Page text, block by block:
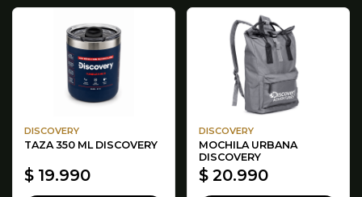
DISCOVERY
TAZA 350 ML DISCOVERY
$ 19.990
DISCOVERY
MOCHILA URBANA
DISCOVERY
$ 20.990